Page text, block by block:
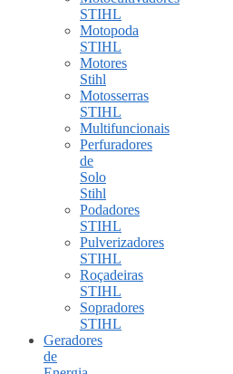
STIHL
Motopoda
STIHL
Motores
Stihl
Motosserras
STIHL
Multifuncionais
Perfuradores
de
Solo
Stihl
Podadores
STIHL
Pulverizadores
STIHL
Roçadeiras
STIHL
Sopradores
STIHL
Geradores
de